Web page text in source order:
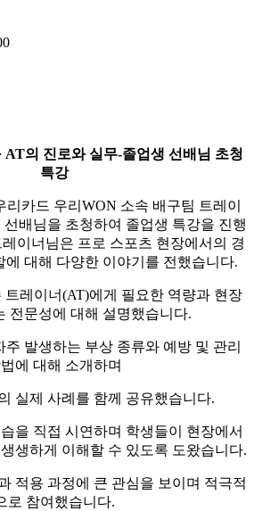
AT의 진로와 실무-졸업생 선배님 초청
특강
리카드 우리WON 소속 배구팀 트레이
선배님을 초청하여 졸업생 특강을 진행
이너님은 프로 스포츠 현장에서의 경
에 대해 다양한 이야기를 전했습니다.
트레이너(AT)에게 필요한 역량과 현장
전문성에 대해 설명했습니다.
주 발생하는 부상 종류와 예방 및 관리
에 대해 소개하며
실제 사례를 함께 공유했습니다.
을 직접 시연하며 학생들이 현장에서
생하게 이해할 수 있도록 도왔습니다.
적용 과정에 큰 관심을 보이며 적극적
로 참여했습니다.